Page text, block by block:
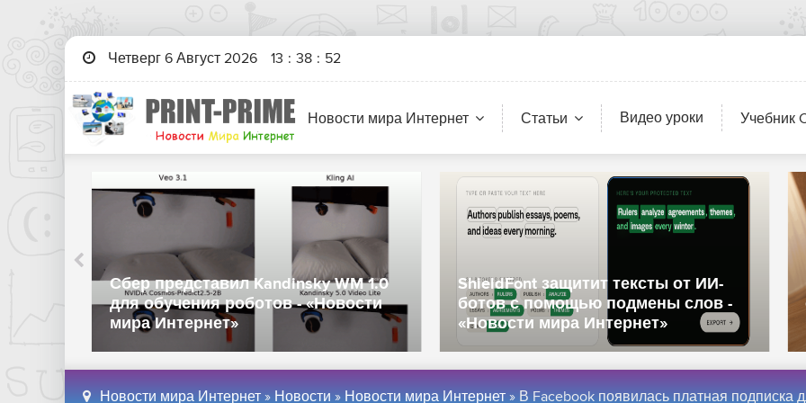
Четверг 6 Август 2026 13 : 38 : 53
Новости мира Интернет Статьи Видео уроки Учебник
Huawei выпустила универсальный
пауэрбанк с функцией офлайн-
отслеживания - «Новости мира
Интернет»
«Два миллиона печенек для двух
похвасталась ажиотажем вокруг
Resident Evil Veronica - «Новости
сети»
Новости мира Интернет » Новости » Новости мира Интернет » В Facebook появилась платная подписка для приложений -